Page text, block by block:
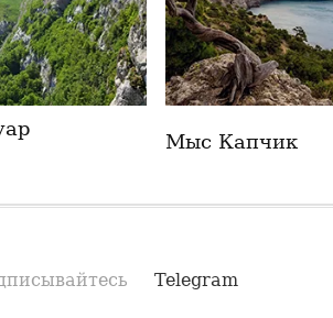
Мыс Капчик
Telegram